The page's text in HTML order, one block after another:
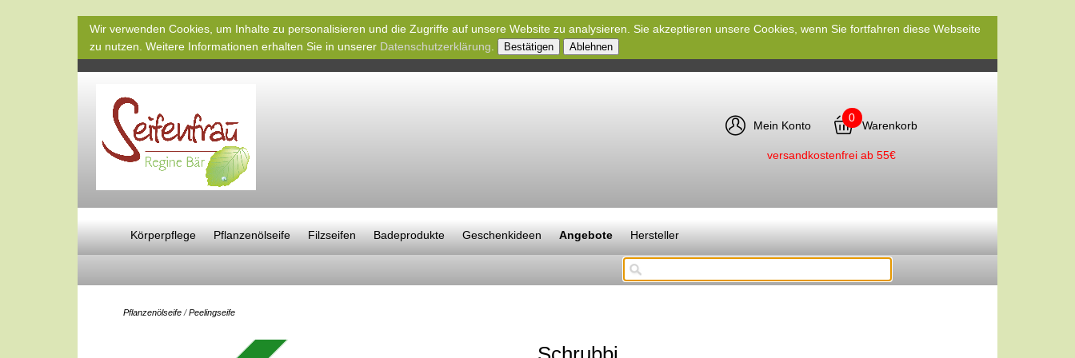
Wir verwenden Cookies, um Inhalte zu personalisieren und die Zugriffe auf unsere Website zu analysieren. Sie akzeptieren unsere Cookies, wenn Sie fortfahren diese Webseite
zu nutzen. Weitere Informationen erhalten Sie in unserer Datenschutzerklärung Bestätigen Ablehnen
Mein Konto
0
Warenkorb
versandkostenfrei ab 55€
Körperpflege Pflanzenölseife Filzseifen Badeprodukte Geschenkideen Angebote Hersteller
Pflanzenölseife /Peelingseife